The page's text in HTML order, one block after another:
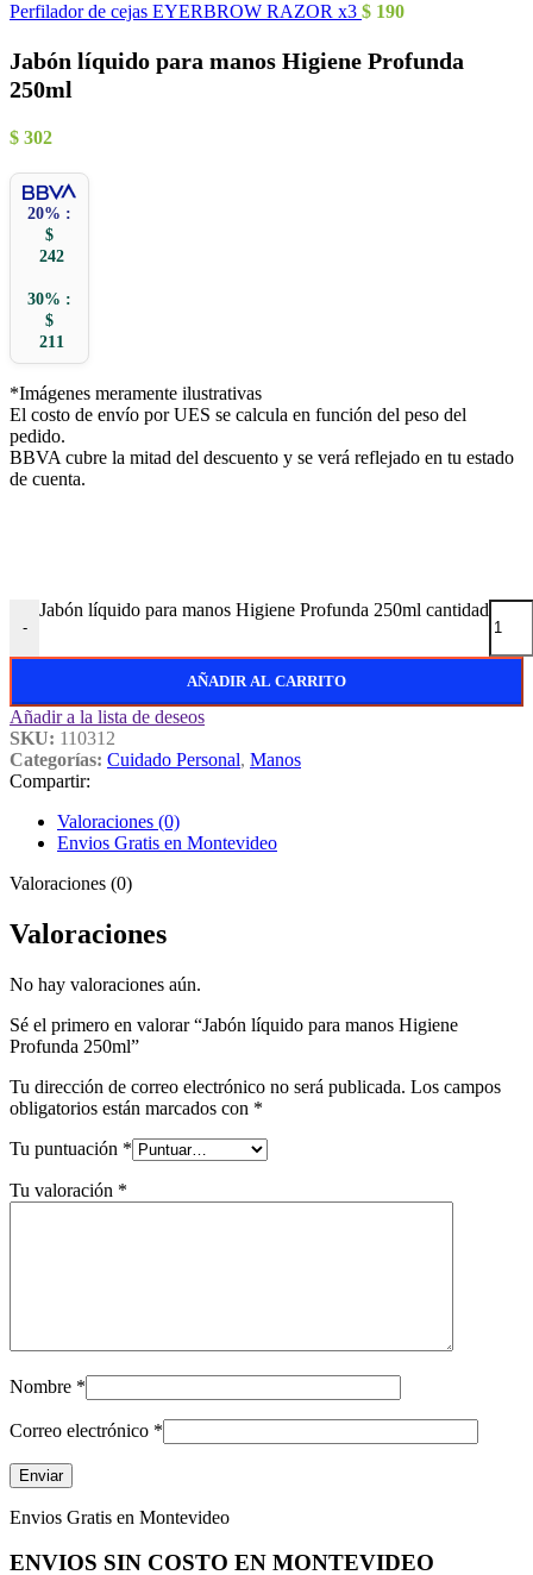
Perfilador de cejas EYERBROW RAZOR x3 $ 190
Jabón líquido para manos Higiene Profunda
250ml
$ 302
20% :
$
242
30% :
$
211
*Imágenes meramente ilustrativas
El costo de envío por UES se calcula en función del peso del
pedido.
BBVA cubre la mitad del descuento y se verá reflejado en tu estado
de cuenta.
-
Jabón líquido para manos Higiene Profunda 250ml cantidad
AÑADIR AL CARRITO
Añadir a la lista de deseos
SKU: 110312
Categorías: Cuidado Personal, Manos
Compartir:
Valoraciones (0)
Envios Gratis en Montevideo
Valoraciones (0)
Valoraciones
No hay valoraciones aún.
Sé el primero en valorar “Jabón líquido para manos Higiene
Profunda 250ml”
Tu dirección de correo electrónico no será publicada. Los campos
obligatorios están marcados con *
Tu puntuación *
Tu valoración *
Nombre *
Correo electrónico *
Envios Gratis en Montevideo
ENVIOS SIN COSTO EN MONTEVIDEO